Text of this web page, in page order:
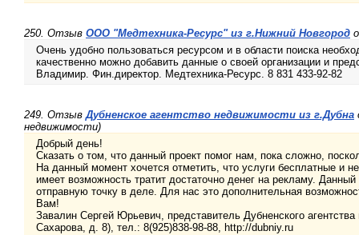
250. Отзыв ООО "Медтехника-Ресурс" из г.Нижний Новгород
Очень удобно пользоваться ресурсом и в области поиска
качественно можно добавить данные о своей организации и
Владимир. Фин.директор. Медтехника-Ресурс. 8 831 433-92-82
249. ОтзывДубненское агентство недвижимости из г.Дубна
недвижимости)
Добрый день!
Сказать о том, что данный проект помог нам, пока сложно,
На данный момент хочется отметить, что услуги бесплатные и
имеет возможность тратит достаточно денег на рекламу.
отправную точку в деле. Для нас это дополнительная
Вам!
Завалин Сергей Юрьевич, представитель Дубненского
Сахарова, д. 8), тел.: 8(925)838-98-88, http://dubniy.ru